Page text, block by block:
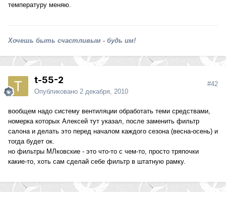
температуру меняю.
Хочешь быть счастливым - будь им!
t-55-2
Опубликовано 2 декабря, 2010
#42
вообщем надо систему вентиляции обработать теми средствами,
номерка которых Алексей тут указал, после заменить фильтр
салона и делать это перед началом каждого сезона (весна-осень) и
тогда будет ок.
но фильтры МЛковские - это что-то с чем-то, просто тряпочки
какие-то, хоть сам сделай себе фильтр в штатную рамку.